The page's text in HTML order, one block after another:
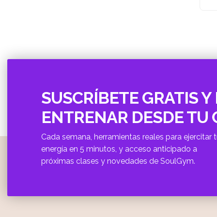
SUSCRÍBETE GRATIS Y
ENTRENAR DESDE TU
Cada semana, herramientas reales para ejercitar
energí­a en 5 minutos, y acceso anticipado a
próximas clases y novedades de SoulGym.